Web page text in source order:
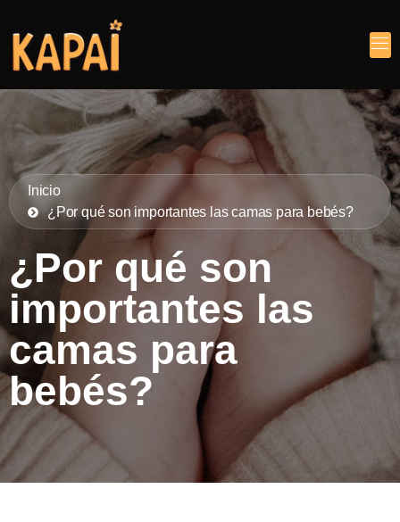
Inicio
¿Por qué son importantes las camas para bebés?
¿Por qué son
importantes las
camas para
bebés?